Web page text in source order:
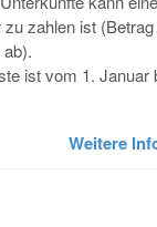
zahlen ist
ist vom 1.
Weitere